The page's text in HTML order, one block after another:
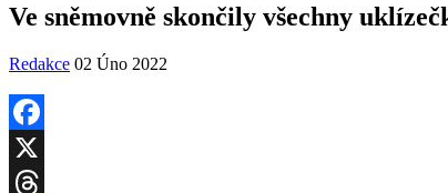
Ve sněmovně skončily všechny
Redakce 02 Úno 2022
Facebook
X